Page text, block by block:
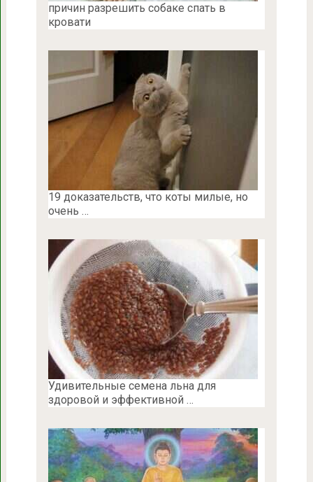
причин разрешить собаке спать в
кровати
19 доказательств, что коты милые, но
очень …
Удивительные семена льна для
здоровой и эффективной …